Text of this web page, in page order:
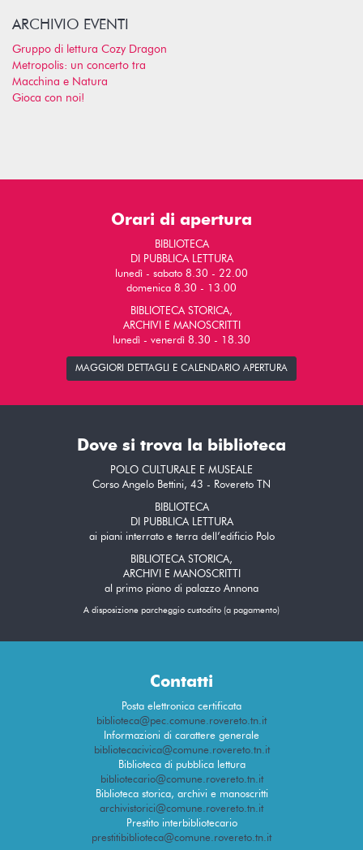
ARCHIVIO EVENTI
Gruppo di lettura Cozy Dragon
Metropolis: un concerto tra
Macchina e Natura
Gioca con noi!
Orari di apertura
BIBLIOTECA
DI PUBBLICA LETTURA
lunedì - sabato 8.30 - 22.00
domenica 8.30 - 13.00
BIBLIOTECA STORICA,
ARCHIVI E MANOSCRITTI
lunedì - venerdì 8.30 - 18.30
MAGGIORI DETTAGLI E CALENDARIO APERTURA
Dove si trova la biblioteca
POLO CULTURALE E MUSEALE
Corso Angelo Bettini, 43 - Rovereto TN
BIBLIOTECA
DI PUBBLICA LETTURA
ai piani interrato e terra dell’edificio Polo
BIBLIOTECA STORICA,
ARCHIVI E MANOSCRITTI
al primo piano di palazzo Annona
A disposizione parcheggio custodito (a pagamento)
Contatti
Posta elettronica certificata
biblioteca@pec.comune.rovereto.tn.it
Informazioni di carattere generale
bibliotecacivica@comune.rovereto.tn.it
Biblioteca di pubblica lettura
bibliotecario@comune.rovereto.tn.it
Biblioteca storica, archivi e manoscritti
archivistorici@comune.rovereto.tn.it
Prestito interbibliotecario
prestitibiblioteca@comune.rovereto.tn.it